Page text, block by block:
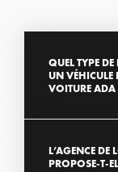
QUEL TYPE
UN VÉHICULE
VOITURE ADA
L’AGENCE
PROPOSE-T-